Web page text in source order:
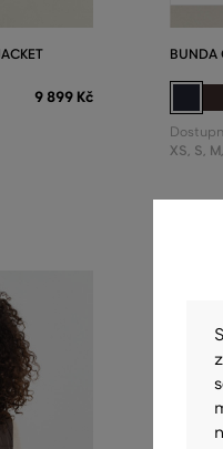
9 899 Kč
BUNDA
XS, S, M,